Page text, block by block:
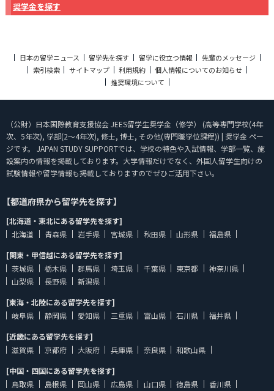
奨学金を探す
日本の留学ニュース 留学先を探す 留学に役立つ情報
先輩のメッセージ
索引検索
サイトマップ 利用規約
個人情報についてのお知らせ
推奨環境について
（公財）日本国際教育支援協会 JEES留学生奨学金（修学） (高等専門学校(4年
次、5年次), 学部(2～4年次), 修士, 博士, その他(専門職学位課程)) | 奨学金 ペー
ジです。 JAPAN STUDY SUPPORTでは、学校の特色や入試情報、学部一覧、施
設案内の情報を掲載しております。大学情報だけでなく、外国人留学生向けの
試験情報や留学情報も掲載しておりますのでぜひご活用下さい。
【都道府県から留学先を探す】
[北海道・東北にある留学先を探す]
北海道
青森県 岩手県 宮城県 秋田県 山形県
福島県
[関東・甲信越にある留学先を探す]
茨城県
栃木県 群馬県 埼玉県 千葉県 東京都
神奈川県
山梨県
長野県
新潟県
[東海・北陸にある留学先を探す]
岐阜県
静岡県 愛知県 三重県 富山県 石川県
福井県
[近畿にある留学先を探す]
滋賀県
京都府 大阪府 兵庫県 奈良県
和歌山県
[中国・四国にある留学先を探す]
鳥取県
島根県 岡山県 広島県 山口県 徳島県
香川県